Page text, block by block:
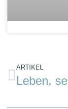
ARTIKEL